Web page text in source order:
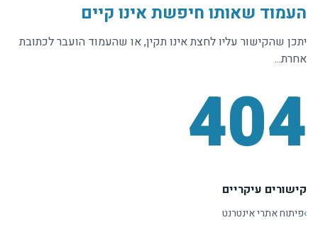
העמוד שאותו חיפשת אינו קיים
יתכן שהקישור עליו לחצת אינו תקין, או שהעמוד הועבר לכתובת
אחרת...
404
קישורים עיקריים
›פיתוח אתרי אינטרנט